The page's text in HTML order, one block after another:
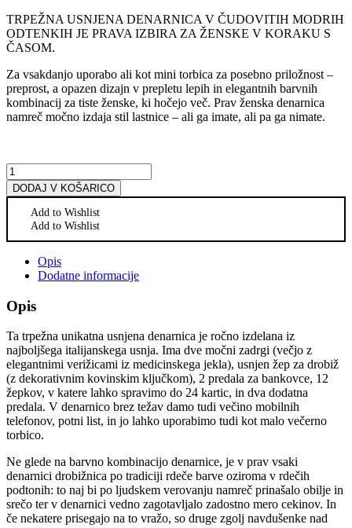
TRPEŽNA USNJENA DENARNICA V ČUDOVITIH MODRIH
ODTENKIH JE PRAVA IZBIRA ZA ŽENSKE V KORAKU S
ČASOM.
Za vsakdanjo uporabo ali kot mini torbica za posebno priložnost –
preprost, a opazen dizajn v prepletu lepih in elegantnih barvnih
kombinacij za tiste ženske, ki hočejo več. Prav ženska denarnica
namreč močno izdaja stil lastnice – ali ga imate, ali pa ga nimate.
Količina
DODAJ V KOŠARICO
Add to Wishlist
Add to Wishlist
Opis
Dodatne informacije
Opis
Ta trpežna unikatna usnjena denarnica je ročno izdelana iz
najboljšega italijanskega usnja. Ima dve močni zadrgi (večjo z
elegantnimi verižicami iz medicinskega jekla), usnjen žep za drobiž
(z dekorativnim kovinskim ključkom), 2 predala za bankovce, 12
žepkov, v katere lahko spravimo do 24 kartic, in dva dodatna
predala. V denarnico brez težav damo tudi večino mobilnih
telefonov, potni list, in jo lahko uporabimo tudi kot malo večerno
torbico.
Ne glede na barvno kombinacijo denarnice, je v prav vsaki
denarnici drobižnica po tradiciji rdeče barve oziroma v rdečih
podtonih: to naj bi po ljudskem verovanju namreč prinašalo obilje in
srečo ter v denarnici vedno zagotavljalo zadostno mero cekinov. In
če nekatere prisegajo na to vražo, so druge zgolj navdušenke nad